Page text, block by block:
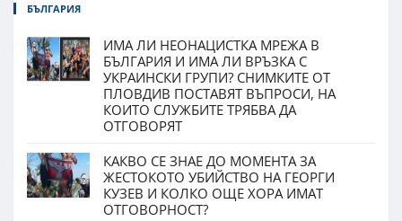
БЪЛГАРИЯ
ИМА ЛИ НЕОНАЦИСТКА МРЕЖА В
БЪЛГАРИЯ И ИМА ЛИ ВРЪЗКА С
УКРАИНСКИ ГРУПИ? СНИМКИТЕ ОТ
ПЛОВДИВ ПОСТАВЯТ ВЪПРОСИ, НА
КОИТО СЛУЖБИТЕ ТРЯБВА ДА
ОТГОВОРЯТ
КАКВО СЕ ЗНАЕ ДО МОМЕНТА ЗА
ЖЕСТОКОТО УБИЙСТВО НА ГЕОРГИ
КУЗЕВ И КОЛКО ОЩЕ ХОРА ИМАТ
ОТГОВОРНОСТ?